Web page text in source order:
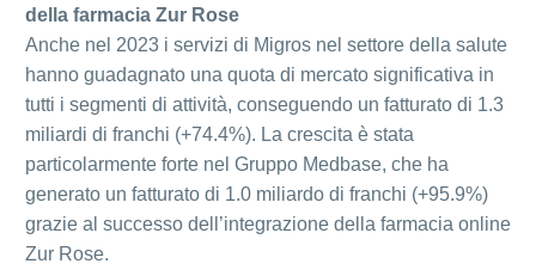
della farmacia Zur Rose
Anche nel 2023 i servizi di Migros nel settore della salute
hanno guadagnato una quota di mercato significativa in
tutti i segmenti di attività, conseguendo un fatturato di 1.3
miliardi di franchi (+74.4%). La crescita è stata
particolarmente forte nel Gruppo Medbase, che ha
generato un fatturato di 1.0 miliardo di franchi (+95.9%)
grazie al successo dell’integrazione della farmacia online
Zur Rose.